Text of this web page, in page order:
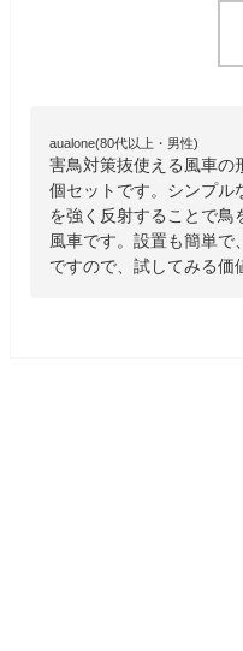
aualone(80代以上・男性)
害鳥対策抜使える風車の
個セットです。シンプル
を強く反射することで鳥
風車です。設置も簡単
ですので、試してみる価